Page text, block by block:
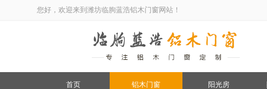
您好，欢迎来到潍坊临朐蓝浩铝木门窗网站！
首页 铝木门窗 阳光房